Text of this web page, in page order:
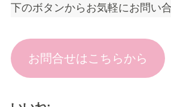
下のボタンからお気軽にお問い
お問合せはこちらから